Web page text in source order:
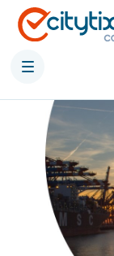
Städte
Kategorien